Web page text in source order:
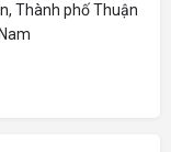
Thành phố Thuận